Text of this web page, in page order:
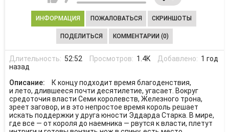
ИНФОРМАЦИЯ ПОЖАЛОВАТЬСЯ СКРИНШОТЫ
ПОДЕЛИТЬСЯ КОММЕНТАРИИ (0)
Длительность: 52:52 Просмотров: 1.4K Добавлено: 1 год
назад
Описание:
К концу подходит время благоденствия,
и лето, длившееся почти десятилетие, угасает. Вокруг
средоточия власти Семи королевств, Железного трона,
зреет заговор, и в это непростое время король решает
искать поддержки у друга юности Эддарда Старка. В мире,
где все — от короля до наемника — рвутся к власти, плетут